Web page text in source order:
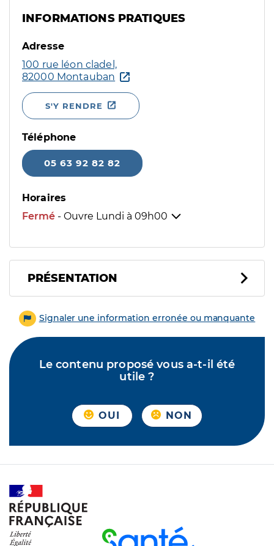
INFORMATIONS PRATIQUES
Adresse
100 rue léon cladel,
82000 Montauban
S'Y RENDRE
Téléphone
05 63 92 82 82
Horaires
Fermé - Ouvre Lundi à 09h00
PRÉSENTATION
Signaler une information erronée ou manquante
Le contenu proposé vous a-t-il été
utile ?
OUI NON